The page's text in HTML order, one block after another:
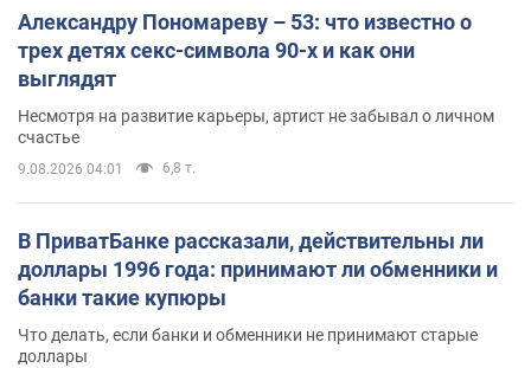
Александру Пономареву – 53: что известно о
трех детях секс-символа 90-х и как они
выглядят
Несмотря на развитие карьеры, артист не забывал о личном
счастье
9.08.2026 04:01 6,8 т.
В ПриватБанке рассказали, действительны ли
доллары 1996 года: принимают ли обменники и
банки такие купюры
Что делать, если банки и обменники не принимают старые
доллары